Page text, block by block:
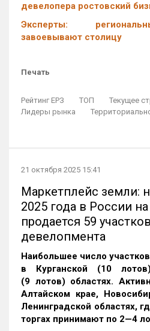
девелопера ростовский
Эксперты:
завоевывают столицу
Печать
Рейтинг ЕРЗ ТОП
Текущее
Лидеры рынка
21 октября 2025 15:41
Маркетплейс земли:
2025 года в России на
продается 59
девелопмента
Наибольшее число
в Курганской (10
(9 лотов) областях.
Алтайском крае,
Ленинградской областях,
торгах принимают по 2—4